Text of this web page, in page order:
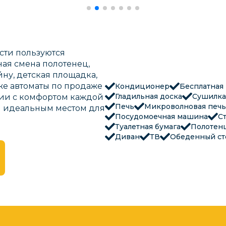
пользуются
смена полотенец,
детская площадка,
автоматы по продаже
с комфортом каждой
идеальным местом для
Кондиционер
Гладильная доска
Сушилка
Печь
Микроволновая печь
Посудомоечная машина
Туалетная бумага
Диван
ТВ Обеденный